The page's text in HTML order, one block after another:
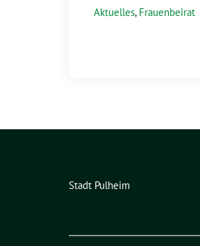
Aktuelles, Frauenbeirat
Stadt Pulheim